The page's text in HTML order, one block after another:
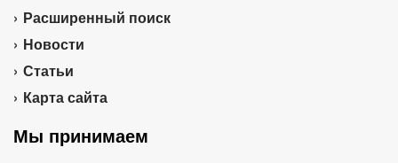
Расширенный поиск
Новости
Статьи
Карта сайта
Мы принимаем